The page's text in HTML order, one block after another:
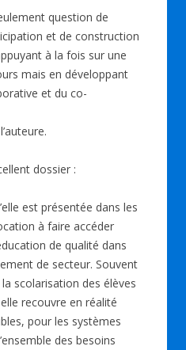
question de
et de construction
à la fois sur une
mais en développant
et du co-
dossier :
est présentée dans les
à faire accéder
de qualité dans
de secteur. Souvent
scolarisation des élèves
recouvre en réalité
pour les systèmes
des besoins